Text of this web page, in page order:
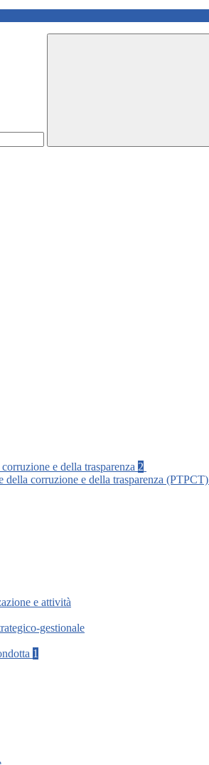
e della trasparenza 2
della corruzione e della trasparenza (PTPCT)
e attività
gestionale
1